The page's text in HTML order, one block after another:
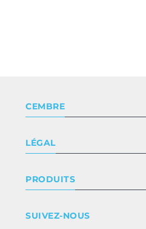
CEMBRE
Société
Certificat
Nous rejoindre
LÉGAL
Termes et conditions
Whistleblowing
PRODUITS
SUIVEZ-NOUS